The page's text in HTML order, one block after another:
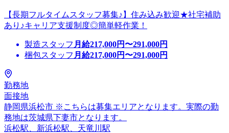
【長期フルタイムスタッフ募集♪】住み込み歓迎★社宅補助
あり♪キャリア支援制度◎簡単軽作業！
製造スタッフ 月給217,000円〜291,000円
梱包スタッフ 月給217,000円〜291,000円
勤務地
面接地
静岡県浜松市 ※こちらは募集エリアとなります。実際の勤
務地は茨城県下妻市となります。
浜松駅、新浜松駅、天竜川駅